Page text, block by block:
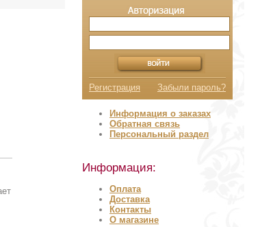
Регистрация Забыли пароль?
Информация о заказах
Обратная связь
Персональный раздел
Информация:
Оплата
Доставка
Контакты
О магазине